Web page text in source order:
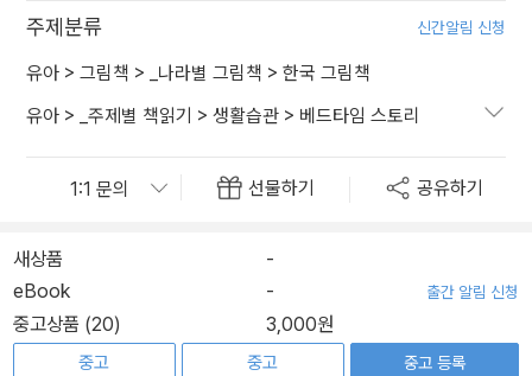
주제분류 신간알림 신청
유아 > 그림책 > _나라별 그림책 > 한국 그림책
유아 > _주제별 책읽기 > 생활습관 > 베드타임 스토리
선물하기 공유하기
새상품
-
eBook
- 출간 알림 신청
중고상품 (20) 3,000원
중고
중고
중고 등록